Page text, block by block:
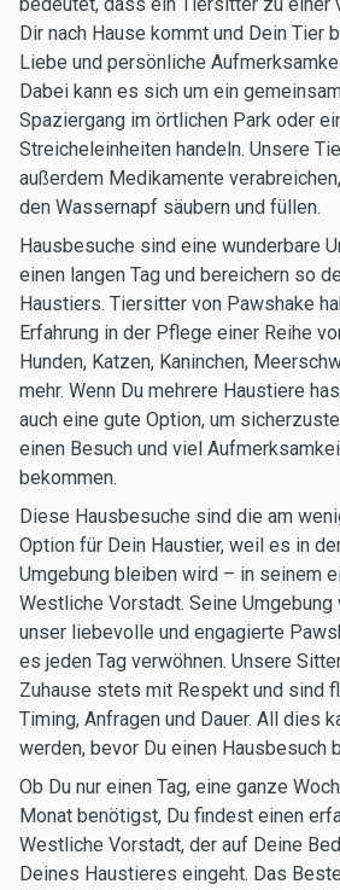
Dir nach Hause kommt und Dein Tier
Liebe und persönliche
Dabei kann es sich um ein
Spaziergang im örtlichen Park oder
Streicheleinheiten handeln. Unsere
außerdem Medikamente
den Wassernapf säubern und füllen.
Hausbesuche sind eine wunderbare
einen langen Tag und bereichern so
Haustiers. Tiersitter von Pawshake
Erfahrung in der Pflege einer Reihe
Hunden, Katzen, Kaninchen,
mehr. Wenn Du mehrere Haustiere
auch eine gute Option, um
einen Besuch und viel
bekommen.
Diese Hausbesuche sind die am
Option für Dein Haustier, weil es in
Umgebung bleiben wird – in seinem
Westliche Vorstadt. Seine
unser liebevolle und engagierte
es jeden Tag verwöhnen. Unsere
Zuhause stets mit Respekt und sind
Timing, Anfragen und Dauer. All dies
werden, bevor Du einen Hausbesuch
Ob Du nur einen Tag, eine ganze
Monat benötigst, Du findest einen
Westliche Vorstadt, der auf Deine
Deines Haustieres eingeht. Das